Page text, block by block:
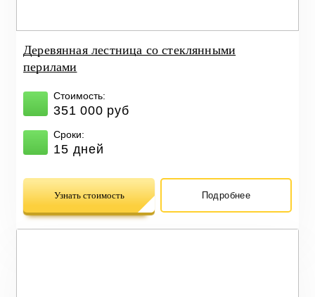
Деревянная лестница со стеклянными
перилами
Стоимость:
351 000 руб
Сроки:
15 дней
Узнать стоимость Подробнее